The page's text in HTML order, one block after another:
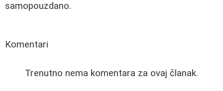
samopouzdano.
Komentari
Trenutno nema komentara za ovaj članak.